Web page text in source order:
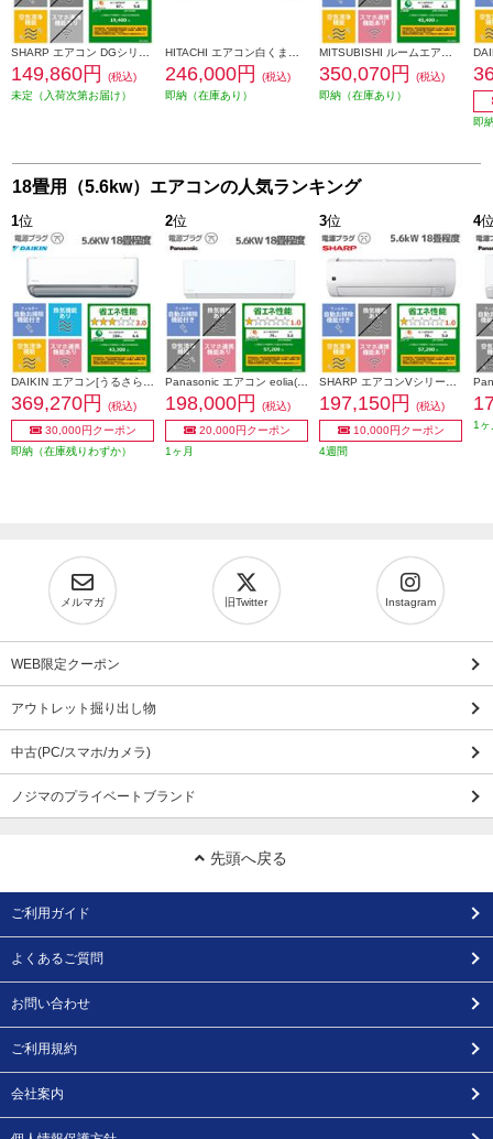
149,860円
(税込)
未定（入荷次第お届け）
246,000円
(税込)
即納（在庫あり）
350,070円
(税込)
即納（在庫あり）
即
18畳用（5.6kw）エアコンの人気ランキング
1位
369,270円
(税込)
30,000円クーポン
即納（在庫残りわずか）
2位
198,000円
(税込)
20,000円クーポン
1ヶ月
3位
197,150円
(税込)
10,000円クーポン
4週間
4
1ヶ
メルマガ 旧Twitter Instagram
WEB限定クーポン
アウトレット掘り出し物
中古(PC/スマホ/カメラ)
ノジマのプライベートブランド
先頭へ戻る
ご利用ガイド
よくあるご質問
お問い合わせ
ご利用規約
会社案内